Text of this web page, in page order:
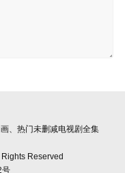
、热门未删减电视剧全集
Reserved
号